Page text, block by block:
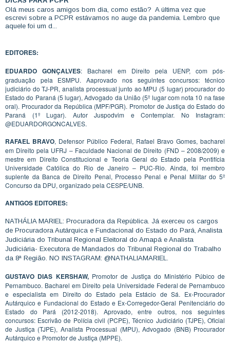
Olá meus caros amigos bom dia, como estão? A última vez que
escrevi sobre a PCPR estávamos no auge da pandemia. Lembro que
aquele foi um d...
EDITORES:
EDUARDO GONÇALVES: Bacharel em Direito pela UENP, com pós-
graduação pela ESMPU. Aaprovado nos seguintes concursos: técnico
judiciário do TJ-PR, analista processual junto ao MPU (5 lugar) procurador do
Estado do Paraná (5 lugar), Advogado da União (5º lugar com nota 10 na fase
oral). Procurador da República (MPF/PGR). Promotor de Justiça do Estado do
Paraná (1º Lugar). Autor Juspodvim e Contemplar. No Instagram:
@EDUARDORGONCALVES.
RAFAEL BRAVO, Defensor Público Federal, Rafael Bravo Gomes, bacharel
em Direito pela UFRJ – Faculdade Nacional de Direito (FND – 2008/2009) e
mestre em Direito Constitucional e Teoria Geral do Estado pela Pontifícia
Universidade Católica do Rio de Janeiro – PUC-Rio. Ainda, foi membro
suplente da Banca de Direito Penal, Processo Penal e Penal Militar do 5º
Concurso da DPU, organizado pela CESPE/UNB.
ANTIGOS EDITORES:
NATHÁLIA MARIEL: Procuradora da República. Já exerceu os cargos
de Procuradora Autárquica e Fundacional do Estado do Pará, Analista
Judiciária do Tribunal Regional Eleitoral do Amapá e Analista
Judiciária- Executora de Mandados do Tribunal Regional do Trabalho
da 8ª Região. NO INSTAGRAM: @NATHALIAMARIEL.
GUSTAVO DIAS KERSHAW, Promotor de Justiça do Ministério Púbico de
Pernambuco. Bacharel em Direito pela Universidade Federal de Pernambuco
e especialista em Direito do Estado pela Estácio de Sá. Ex-Procurador
Autárquico e Fundacional do Estado e Ex-Corregedor-Geral Penitenciário do
Estado do Pará (2012-2018). Aprovado, entre outros, nos seguintes
concursos: Escrivão de Polícia civil (PCPE), Técnico Judiciário (TJPE), Oficial
de Justiça (TJPE), Analista Processual (MPU), Advogado (BNB) Procurador
Autárquico e Promotor de Justiça (MPPE).